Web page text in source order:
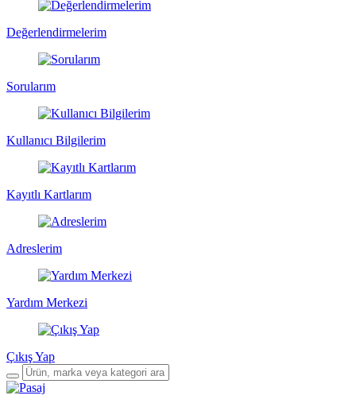
Değerlendirmelerim
Sorularım
Kullanıcı Bilgilerim
Kayıtlı Kartlarım
Adreslerim
Yardım Merkezi
Çıkış Yap